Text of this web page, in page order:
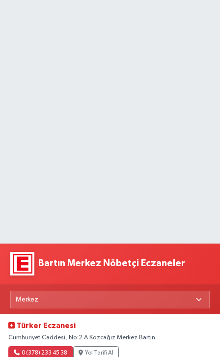
Bartın Merkez Nöbetçi Eczaneler
Türker Eczanesi
Cumhuriyet Caddesi, No:2 A Kozcağız Merkez Bartın
0 (378) 233 45 38 Yol Tarifi Al